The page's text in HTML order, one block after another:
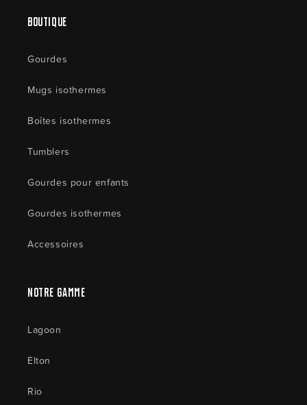
Boutique
Gourdes
Mugs isothermes
Boîtes isothermes
Tumblers
Gourdes pour enfants
Gourdes isothermes
Accessoires
Notre gamme
Lagoon
Elton
Rio